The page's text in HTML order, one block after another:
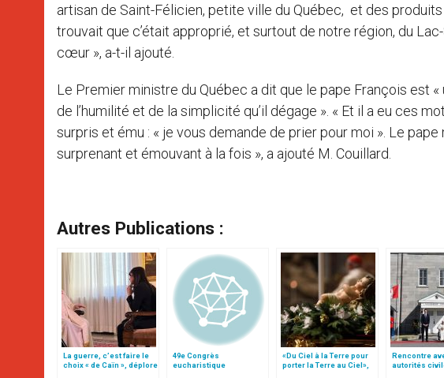
artisan de Saint-Félicien, petite ville du Québec, et des
trouvait que c’était approprié, et surtout de notre région, du
cœur », a-t-il ajouté.
Le Premier ministre du Québec a dit que le pape François est
de l’humilité et de la simplicité qu’il dégage ». « Et il a eu ces
surpris et ému : « je vous demande de prier pour moi ». Le
surprenant et émouvant à la fois », a ajouté M. Couillard.
Autres Publications :
La guerre, c’est faire le
choix « de Caïn », déplore
49e Congrès
eucharistique
«Du Ciel à la Terre pour
porter la Terre au Ciel»,
Rencontre
autorités